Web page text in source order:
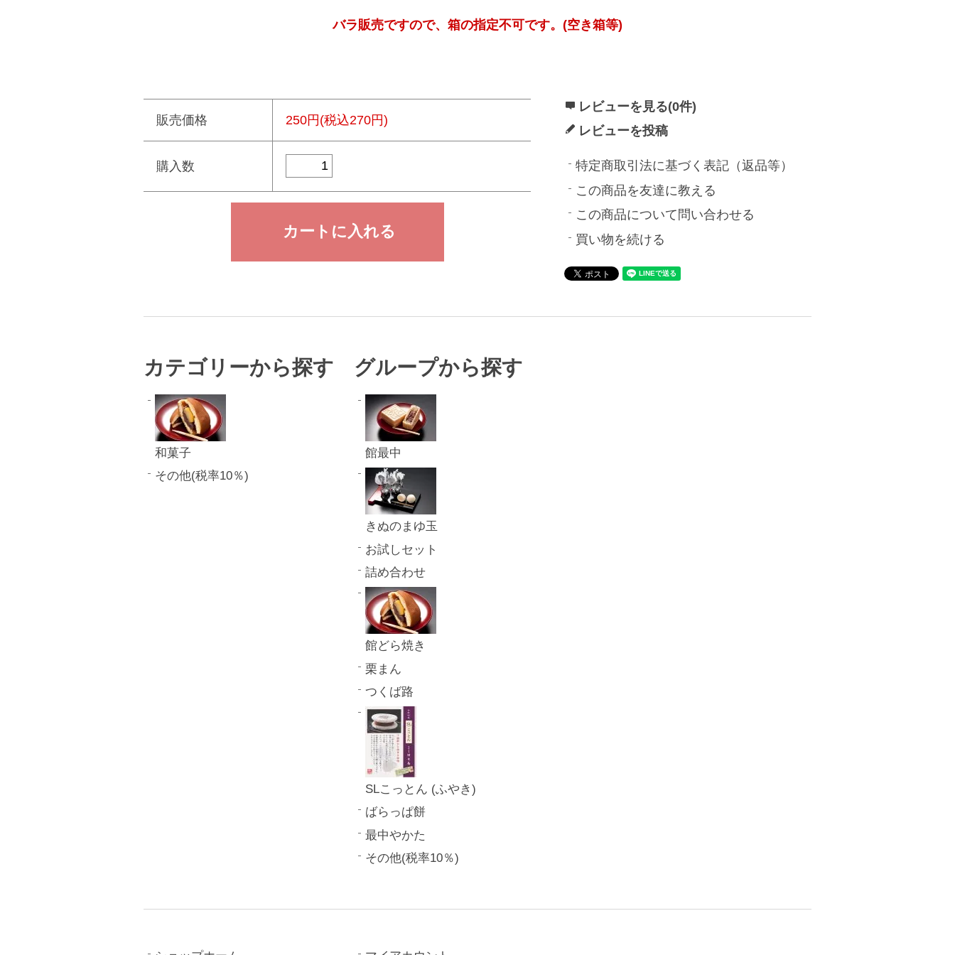
バラ販売ですので、箱の指定不可です。(空き箱等)
販売価格 250円(税込270円)
購入数
レビューを見る(0件)
レビューを投稿
特定商取引法に基づく表記（返品等）
この商品を友達に教える
この商品について問い合わせる
買い物を続ける
カテゴリーから探す
和菓子
その他(税率10％)
グループから探す
館最中
きぬのまゆ玉
お試しセット
詰め合わせ
館どら焼き
栗まん
つくば路
SLこっとん (ふやき)
ばらっぱ餅
最中やかた
その他(税率10％)